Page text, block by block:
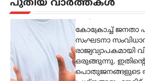
പുതിയ വാർത്തകൾ
അമേരിക്ക
ന്യൂസ് ഡെസ്ക്
അമേരിക്കയിലെ
സംസ്ഥാനങ്ങളിലെ
ശുദ്ധീകരണ
സൈബർ